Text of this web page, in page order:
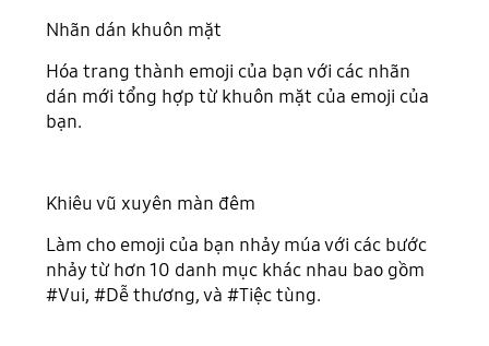
Nhãn dán khuôn mặt
Hóa trang thành emoji của bạn với các nhãn
dán mới tổng hợp từ khuôn mặt của emoji của
bạn.
Khiêu vũ xuyên màn đêm
Làm cho emoji của bạn nhảy múa với các bước
nhảy từ hơn 10 danh mục khác nhau bao gồm
#Vui, #Dễ thương, và #Tiệc tùng.